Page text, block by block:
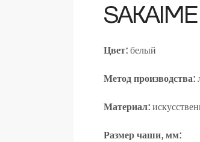
Цвет: белый
Метод производства:
Материал:
Размер чаши, мм: